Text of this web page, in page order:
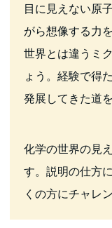
目に見えない原
がら想像する力
世界とは違うミ
ょう。経験で得
発展してきた道
化学の世界の見
す。説明の仕方
くの方にチャレ